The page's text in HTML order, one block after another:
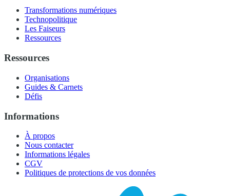
Transformations numériques
Technopolitique
Les Faiseurs
Ressources
Ressources
Organisations
Guides & Carnets
Défis
Informations
À propos
Nous contacter
Informations légales
CGV
Politiques de protections de vos données